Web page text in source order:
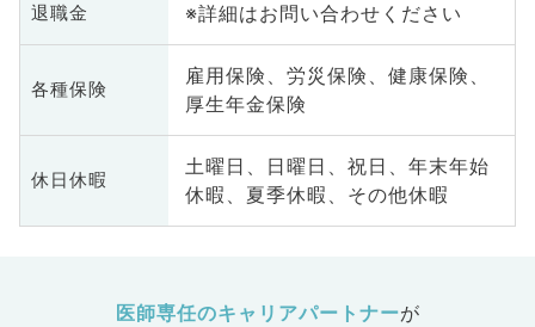
退職金 ※詳細はお問い合わせください
各種保険
雇用保険、労災保険、健康保険、
厚生年金保険
休日休暇
土曜日、日曜日、祝日、年末年始
休暇、夏季休暇、その他休暇
医師専任のキャリアパートナーが